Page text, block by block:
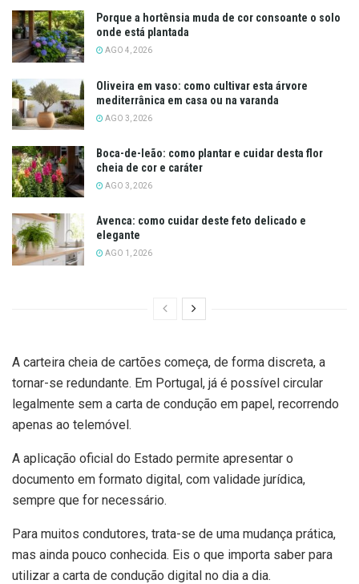
Porque a hortênsia muda de cor consoante o solo
onde está plantada
AGO 4, 2026
Oliveira em vaso: como cultivar esta árvore
mediterrânica em casa ou na varanda
AGO 3, 2026
Boca-de-leão: como plantar e cuidar desta flor
cheia de cor e caráter
AGO 3, 2026
Avenca: como cuidar deste feto delicado e
elegante
AGO 1, 2026
A carteira cheia de cartões começa, de forma discreta, a
tornar-se redundante. Em Portugal, já é possível circular
legalmente sem a carta de condução em papel, recorrendo
apenas ao telemóvel.
A aplicação oficial do Estado permite apresentar o
documento em formato digital, com validade jurídica,
sempre que for necessário.
Para muitos condutores, trata-se de uma mudança prática,
mas ainda pouco conhecida. Eis o que importa saber para
utilizar a carta de condução digital no dia a dia.